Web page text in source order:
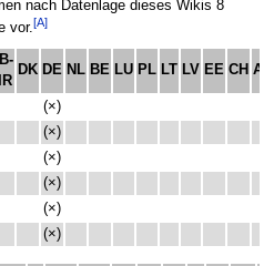
nach Datenlage dieses Wikis 8
vor.[A]
DK DE NL BE LU PL LT LV EE CH AT
(×)
(×)
(×)
(×)
(×)
(×)